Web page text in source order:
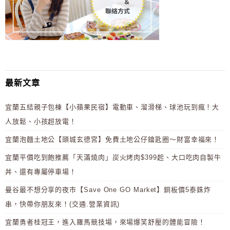
最新文章
宜蘭五結親子包棟【小蘋果民宿】電動車、溜滑梯、球池玩到瘋！大
人放鬆、小孩超放電！
宜蘭泡麵土地公【頭城玄德宮】免費土地公仔鑰匙圈～財富幸福來！
宜蘭平價吃到飽推薦「天滿燒肉」炭火烤肉$399起、大口吃肉自製牛
丼、還有專屬停車場！
曼谷最不想分享的夜市【Save One GO Market】銅板價5泰銖炸
串，快帶你朋友來！(交通.營業資訊)
宜蘭勇者桂冠王，進入羅馬競技場，來場爆笑舒壓的體能冒險！